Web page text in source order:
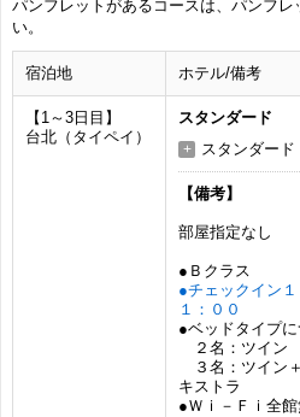
パンフレットがあるコースは、パンフ
い。
宿泊地 ホテル/備考
【1～3日目】
台北（タイペイ）
スタンダード
スタンダード
【備考】
部屋指定なし
●Ｂクラス
●チェックイン
１：００
●ベッドタイプ
２名：ツイン
３名：ツイン
キストラ
●Ｗｉ－Ｆｉ全